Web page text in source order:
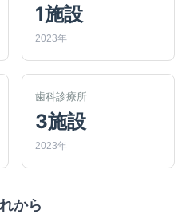
1施設
2023年
歯科診療所
3施設
2023年
から